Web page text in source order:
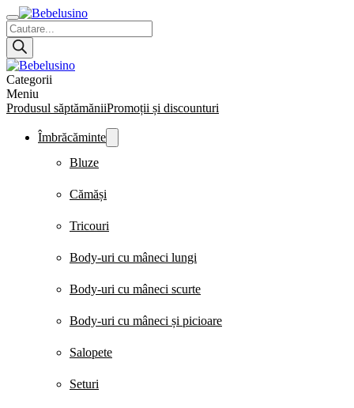
Products
search
Categorii
Meniu
Produsul săptămăniiPromoții și discounturi
Îmbrăcăminte
Bluze
Cămăși
Tricouri
Body-uri cu mâneci lungi
Body-uri cu mâneci scurte
Body-uri cu mâneci și picioare
Salopete
Seturi